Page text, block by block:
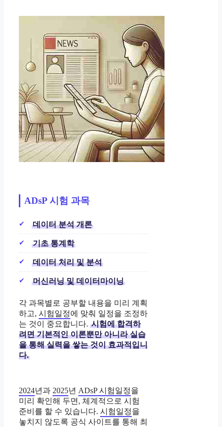
ADsP 시험 과목
데이터 분석 개론
기초 통계학
데이터 처리 및 분석
머신러닝 및 데이터마이닝
각 과목별로 공부할 내용을 미리 계획
하고, 시험일정에 맞춰 일정을 조정하
는 것이 중요합니다. 시험에 합격하
려면 기본적인 이론뿐만 아니라 실습
을 통해 실력을 쌓는 것이 효과적입니
다.
2024년과 2025년 ADsP 시험일정을
미리 확인해 두면, 체계적으로 시험
준비를 할 수 있습니다. 시험일정을
놓치지 않도록 공식 사이트를 통해 최